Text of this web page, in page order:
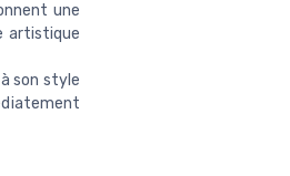
une
artistique
son style